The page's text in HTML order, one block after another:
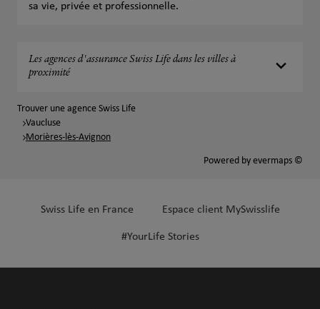
sa vie, privée et professionnelle.
Les agences d'assurance Swiss Life dans les villes à
proximité
Trouver une agence Swiss Life
Vaucluse
Morières-lès-Avignon
Powered by evermaps ©
Swiss Life en France Espace client MySwisslife
#YourLife Stories